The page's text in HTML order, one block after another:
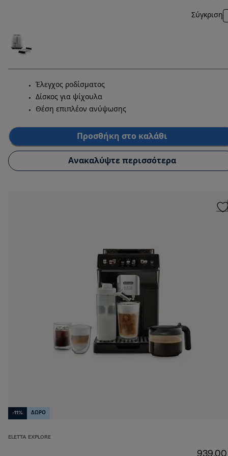
Σύγκριση
Έλεγχος ροδίσματος
Δίσκος για ψίχουλα
Θέση επιπλέον ανύψωσης
Προσθήκη στο καλάθι
Ανακαλύψτε περισσότερα
-11% ΔΩΡΟ
ELETTA EXPLORE